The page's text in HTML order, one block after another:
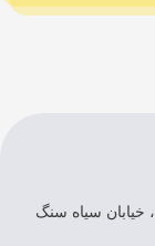
خیابان سیاه سنگ